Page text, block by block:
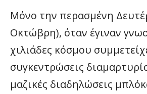
Μόνο την περασμένη
Οκτώβρη), όταν έγιναν
χιλιάδες κόσμου
συγκεντρώσεις
μαζικές διαδηλώσεις